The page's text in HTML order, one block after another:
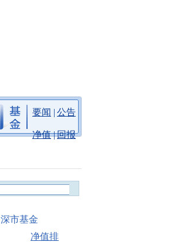
要闻 | 公告
净值 |回报
深市基金
净值排